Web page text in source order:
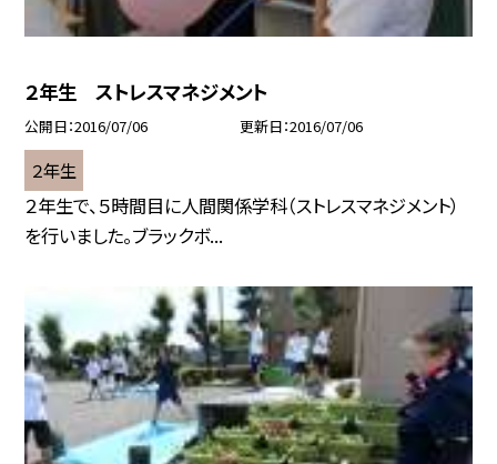
２年生 ストレスマネジメント
公開日 2016/07/06 更新日 2016/07/06
２年生
２年生で、５時間目に人間関係学科（ストレスマネジメント）
を行いました。ブラックボ...